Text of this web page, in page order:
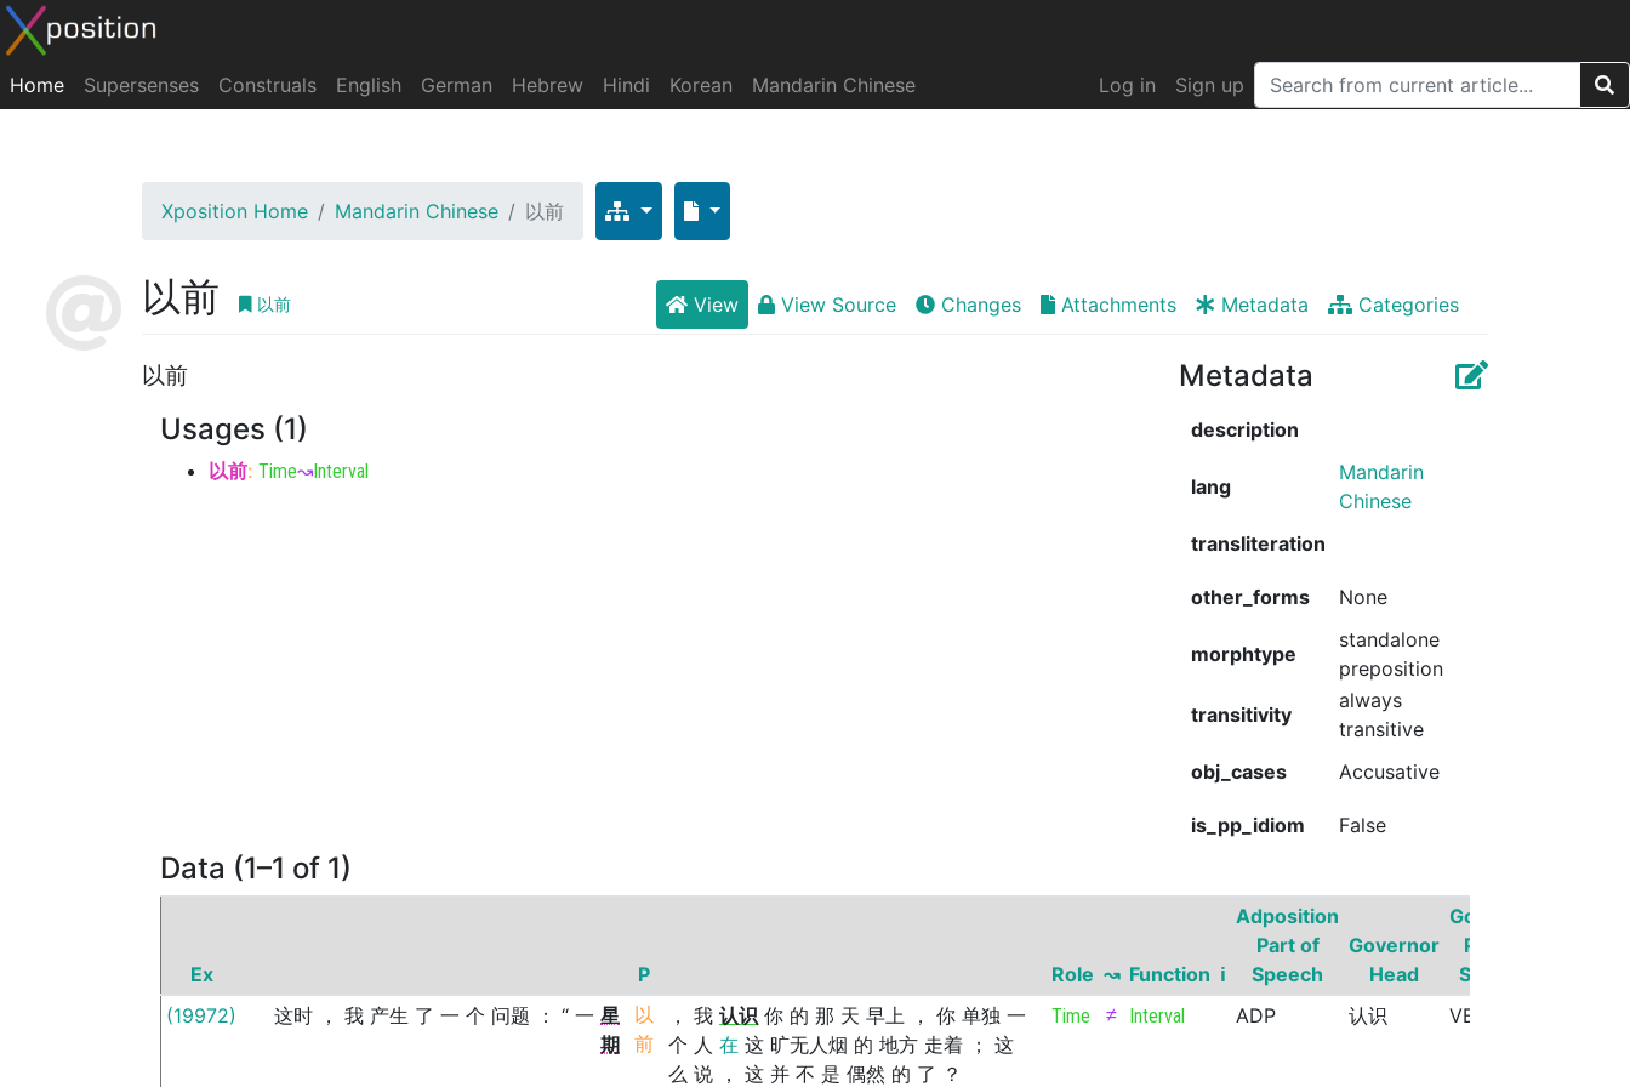
Home Supersenses Construals English German Hebrew Hindi Korean Mandarin Chinese Log in Sign up
Xposition Home Mandarin Chinese 以前
以前 以前 View View Source Changes Attachments Metadata Categories
以前
Usages (1)
以前: Time↝Interval
Metadata
description
lang
Mandarin
Chinese
transliteration
other_forms None
morphtype
standalone
preposition
transitivity
always
transitive
obj_cases
Accusative
is_pp_idiom False
Data (1–1 of 1)
Ex P Role ↝ Function ℹ
Adposition
Part of
Speech
Governor
Head
Governor
Part of
Speech
(19972)
这时 ， 我 产生 了 一 个 问题 ： “ 一 星
期
以
前
， 我 认识 你 的 那 天 早上 ， 你 单独 一
个 人 在 这 旷无人烟 的 地方 走着 ； 这
么 说 ， 这 并 不 是 偶然 的 了 ？
Time ≠ Interval ADP 认识 VERB